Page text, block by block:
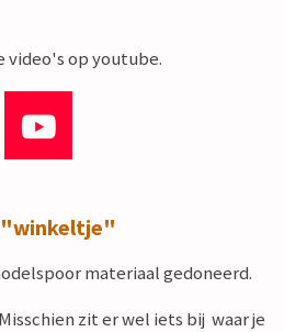
video's op youtube.
Y
T
u
b
"winkeltje"
materiaal gedoneerd.
zit er wel iets bij waar je